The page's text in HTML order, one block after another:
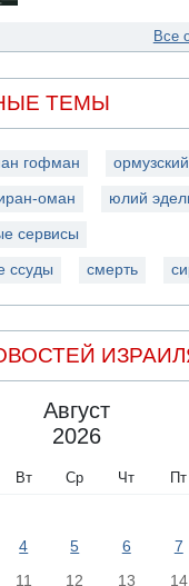
Все
ТЕМЫ
гофман
оман юлий
сервисы
ссуды смерть
Август
2026
Вт Ср Чт Пт
4 5 6 7
11 12 13 14